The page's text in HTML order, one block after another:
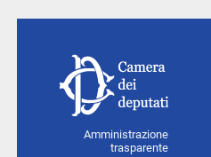
Amministrazione
trasparente